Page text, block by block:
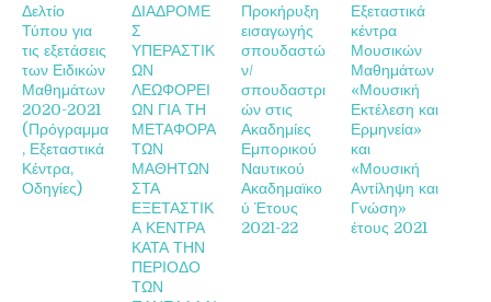
Δελτίο
Τύπου για
τις εξετάσεις
των Ειδικών
Μαθημάτων
2020-2021
(Πρόγραμμα
, Εξεταστικά
Κέντρα,
Οδηγίες)
ΔΙΑΔΡΟΜΕ
Σ
ΥΠΕΡΑΣΤΙΚ
ΩΝ
ΛΕΩΦΟΡΕΙ
ΩΝ ΓΙΑ ΤΗ
ΜΕΤΑΦΟΡΑ
ΤΩΝ
ΜΑΘΗΤΩΝ
ΣΤΑ
ΕΞΕΤΑΣΤΙΚ
Α ΚΕΝΤΡΑ
ΚΑΤΑ ΤΗΝ
ΠΕΡΙΟΔΟ
ΤΩΝ
Προκήρυξη
εισαγωγής
σπουδαστώ
ν/
σπουδαστρι
ών στις
Ακαδημίες
Εμπορικού
Ναυτικού
Ακαδημαϊκο
ύ Έτους
2021-22
Εξεταστικά
κέντρα
Μουσικών
Μαθημάτων
«Μουσική
Εκτέλεση και
Ερμηνεία»
και
«Μουσική
Αντίληψη και
Γνώση»
έτους 2021